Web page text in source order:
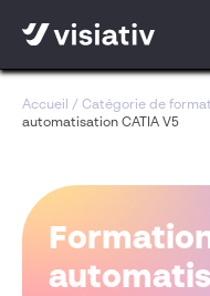
Accueil / Catégorie de
automatisation CATIA V5